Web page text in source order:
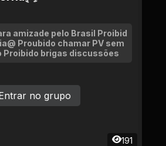
amizade pelo Brasil Proibid
Proubido chamar PV sem
Proibido brigas discussões
191
no grupo